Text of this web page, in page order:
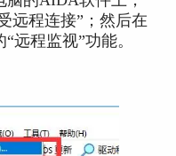
远程连接”；然后在
远程监视”功能。